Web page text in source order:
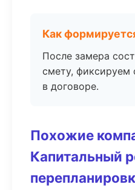
Как
После замера
смету, фиксируем
в договоре.
Похожие
Капитальный